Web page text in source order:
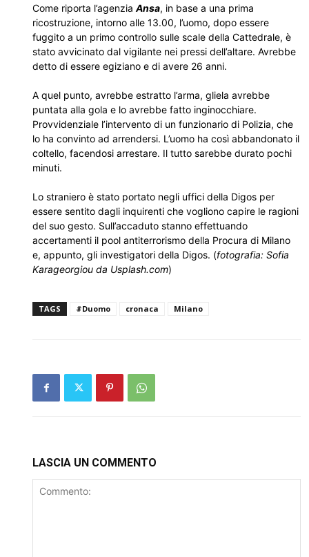
Come riporta l’agenzia Ansa, in base a una prima
ricostruzione, intorno alle 13.00, l’uomo, dopo essere
fuggito a un primo controllo sulle scale della Cattedrale, è
stato avvicinato dal vigilante nei pressi dell’altare. Avrebbe
detto di essere egiziano e di avere 26 anni.
A quel punto, avrebbe estratto l’arma, gliela avrebbe
puntata alla gola e lo avrebbe fatto inginocchiare.
Provvidenziale l’intervento di un funzionario di Polizia, che
lo ha convinto ad arrendersi. L’uomo ha così abbandonato il
coltello, facendosi arrestare. Il tutto sarebbe durato pochi
minuti.
Lo straniero è stato portato negli uffici della Digos per
essere sentito dagli inquirenti che vogliono capire le ragioni
del suo gesto. Sull’accaduto stanno effettuando
accertamenti il pool antiterrorismo della Procura di Milano
e, appunto, gli investigatori della Digos. (fotografia: Sofia
Karageorgiou da Usplash.com)
TAGS #Duomo cronaca Milano
LASCIA UN COMMENTO